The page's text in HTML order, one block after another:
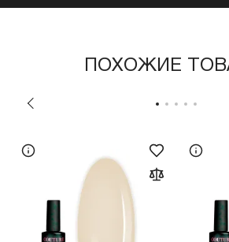
ПОХОЖИЕ